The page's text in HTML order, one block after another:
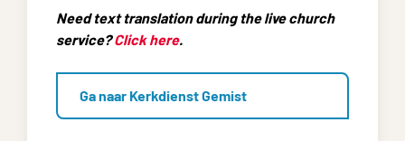
Need text translation during the live church
service?Click here.
Ga naar Kerkdienst Gemist